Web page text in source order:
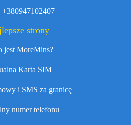
strony
jest MoreMins?
Karta SIM
i SMS za granicę
numer telefonu